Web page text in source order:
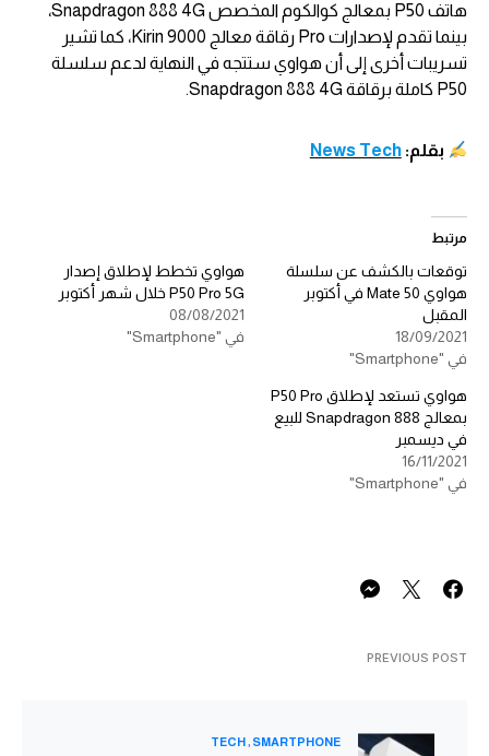
هاتف P50 بمعالج كوالكوم المخصص Snapdragon 888 4G،
بينما تقدم لإصدارات Pro رقاقة معالج Kirin 9000، كما تشير
تسريبات أخرى إلى أن هواوي ستتجه في النهاية لدعم سلسلة
P50 كاملة برقاقة Snapdragon 888 4G.
بقلم:News Tech
مرتبط
توقعات بالكشف عن سلسلة
هواوي Mate 50 في أكتوبر
المقبل
18/09/2021
في "Smartphone"
هواوي تخطط لإطلاق إصدار
P50 Pro 5G خلال شهر أكتوبر
08/08/2021
في "Smartphone"
هواوي تستعد لإطلاق P50 Pro
بمعالج Snapdragon 888 للبيع
في ديسمبر
16/11/2021
في "Smartphone"
PREVIOUS POST
SMARTPHONE
TECH